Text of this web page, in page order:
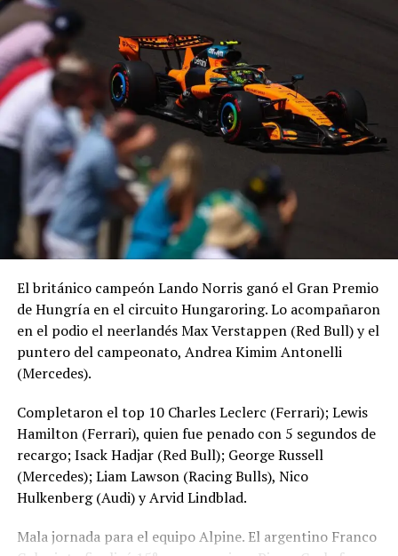
El británico campeón Lando Norris ganó el Gran Premio
de Hungría en el circuito Hungaroring. Lo acompañaron
en el podio el neerlandés Max Verstappen (Red Bull) y el
puntero del campeonato, Andrea Kimim Antonelli
(Mercedes).
Completaron el top 10 Charles Leclerc (Ferrari); Lewis
Hamilton (Ferrari), quien fue penado con 5 segundos de
recargo; Isack Hadjar (Red Bull); George Russell
(Mercedes); Liam Lawson (Racing Bulls), Nico
Hulkenberg (Audi) y Arvid Lindblad.
Mala jornada para el equipo Alpine. El argentino Franco